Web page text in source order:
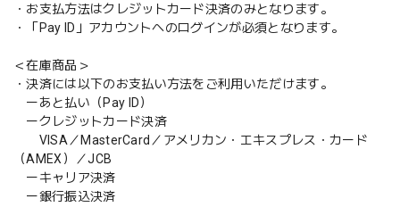
・お支払方法はクレジットカード決済のみとなります。
・「Pay ID」アカウントへのログインが必須となります。
＜在庫商品＞
・決済には以下のお支払い方法をご利用いただけます。
ーあと払い（Pay ID）
ークレジットカード決済
VISA／MasterCard／アメリカン・エキスプレス・カード
（AMEX）／JCB
ーキャリア決済
ー銀行振込決済